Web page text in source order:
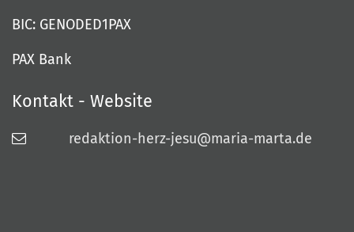
BIC: GENODED1PAX
PAX Bank
Kontakt - Website
redaktion-herz-jesu@maria-marta.de